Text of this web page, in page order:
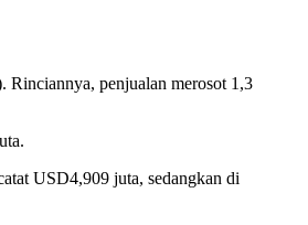
Rinciannya, penjualan merosot 1,3
USD4,909 juta, sedangkan di